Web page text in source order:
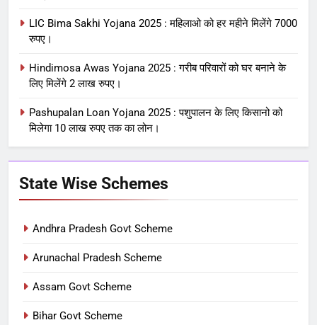
LIC Bima Sakhi Yojana 2025 : महिलाओ को हर महीने मिलेंगे 7000
रुपए।
Hindimosa Awas Yojana 2025 : गरीब परिवारों को घर बनाने के
लिए मिलेंगे 2 लाख रुपए।
Pashupalan Loan Yojana 2025 : पशुपालन के लिए किसानो को
मिलेगा 10 लाख रुपए तक का लोन।
State Wise Schemes
Andhra Pradesh Govt Scheme
Arunachal Pradesh Scheme
Assam Govt Scheme
Bihar Govt Scheme